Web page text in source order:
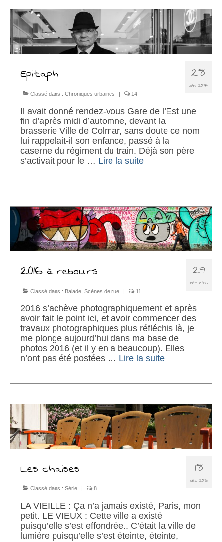
28
JAN 2017
Epitaph
Classé dans : Chroniques urbaines | 14
Il avait donné rendez-vous Gare de l’Est une
fin d’après midi d’automne, devant la
brasserie Ville de Colmar, sans doute ce nom
lui rappelait-il son enfance, passé à la
caserne du régiment du train. Déjà son père
s’activait pour le … Lire la suite­­
29
DÉC 2016
2016 à rebours
Classé dans : Balade Scènes de rue | 11
2016 s’achève photographiquement et après
avoir fait le point ici, et avoir commencer des
travaux photographiques plus réfléchis là, je
me plonge aujourd’hui dans ma base de
photos 2016 (et il y en a beaucoup). Elles
n’ont pas été postées … Lire la suite­­
18
DÉC 2016
Les chaises
Classé dans : Série | 8
LA VIEILLE : Ça n’a jamais existé, Paris, mon
petit. LE VIEUX : Cette ville a existé
puisqu’elle s’est effondrée.. C’était la ville de
lumière puisqu’elle s’est éteinte, éteinte,